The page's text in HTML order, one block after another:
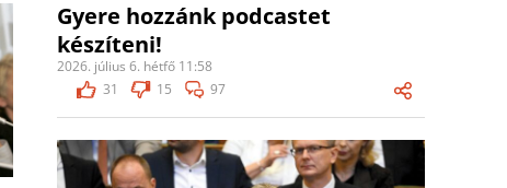
Gyere hozzánk podcastet
készíteni!
2026. július 6. hétfő 11:58
31
15 97